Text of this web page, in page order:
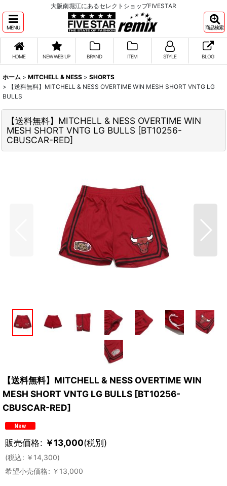
大阪南堀江にあるセレクトショップFIVESTAR
MENU 商品検索
HOME NEW WEB UP BRAND ITEM STYLE BLOG
ホーム > MITCHELL & NESS > SHORTS
>
【送料無料】MITCHELL & NESS OVERTIME WIN MESH SHORT VNTG LG
BULLS
【送料無料】MITCHELL & NESS OVERTIME WIN
MESH SHORT VNTG LG BULLS [BT10256-
CBUSCAR-RED]
【送料無料】MITCHELL & NESS OVERTIME WIN
MESH SHORT VNTG LG BULLS [BT10256-
CBUSCAR-RED]
販売価格: ￥13,000(税別)
(税込: ￥ 14,300)
希望小売価格: ￥ 13,000